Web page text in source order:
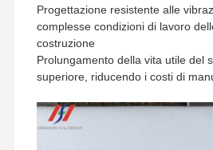
Progettazione resistente alle
complesse condizioni di lavoro
costruzione
Prolungamento della vita utile del
superiore, riducendo i costi di